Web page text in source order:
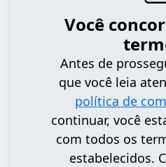
Você
Antes de
que você leia
política de
continuar, você
com todos os
estabelecidos.